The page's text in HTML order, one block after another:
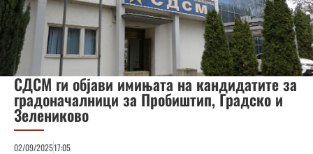
СДСМ ги објави имињата на кандидатите за
градоначалници за Пробиштип, Градско и
Зелениково
02/09/202517:05